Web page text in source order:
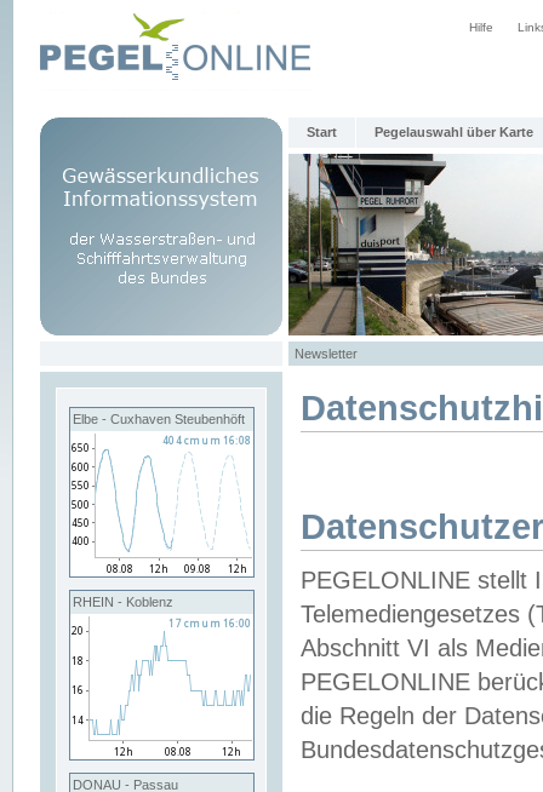
Hilfe
Start Pegelauswahl über Karte
Newsletter
Elbe - Cuxhaven Steubenhöft
RHEIN - Koblenz
DONAU - Passau
PEGELONLINE stellt
Telemediengesetzes
Abschnitt VI als
PEGELONLINE
die Regeln der